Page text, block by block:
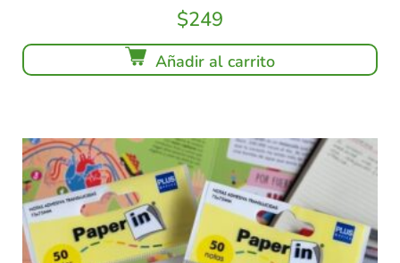
$249
Añadir al carrito